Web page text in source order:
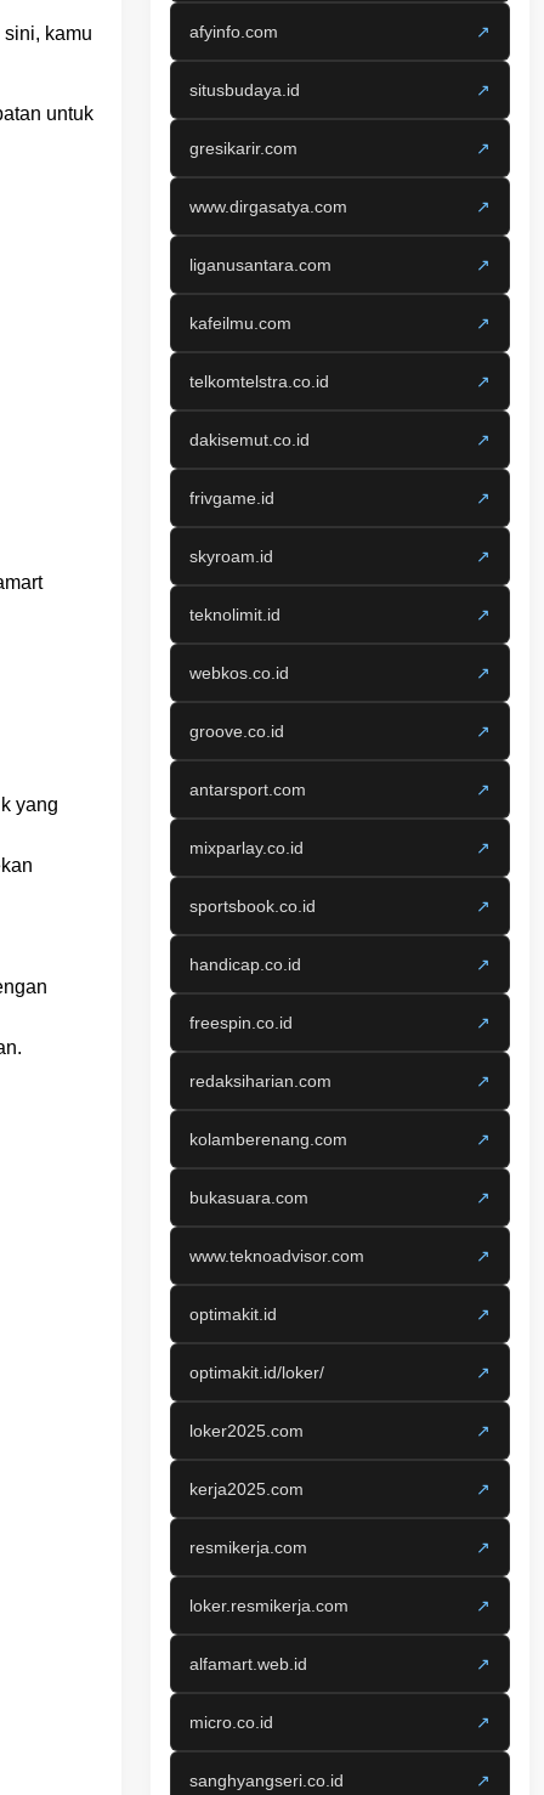
kamu
untuk
yang
afyinfo.com ↗
situsbudaya.id ↗
gresikarir.com ↗
www.dirgasatya.com ↗
liganusantara.com ↗
kafeilmu.com ↗
telkomtelstra.co.id ↗
dakisemut.co.id ↗
frivgame.id ↗
skyroam.id ↗
teknolimit.id ↗
webkos.co.id ↗
groove.co.id ↗
antarsport.com ↗
mixparlay.co.id ↗
sportsbook.co.id ↗
handicap.co.id ↗
freespin.co.id ↗
redaksiharian.com ↗
kolamberenang.com ↗
bukasuara.com ↗
www.teknoadvisor.com ↗
optimakit.id ↗
optimakit.id/loker/ ↗
loker2025.com ↗
kerja2025.com ↗
resmikerja.com ↗
loker.resmikerja.com ↗
alfamart.web.id ↗
micro.co.id ↗
sanghyangseri.co.id ↗